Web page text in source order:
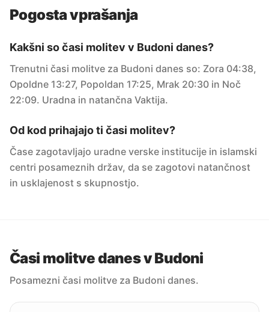
Pogosta vprašanja
Kakšni so časi molitev v Budoni danes?
Trenutni časi molitve za Budoni danes so: Zora 04:38,
Opoldne 13:27, Popoldan 17:25, Mrak 20:30 in Noč
22:09. Uradna in natančna Vaktija.
Od kod prihajajo ti časi molitev?
Čase zagotavljajo uradne verske institucije in islamski
centri posameznih držav, da se zagotovi natančnost
in usklajenost s skupnostjo.
Časi molitve danes v Budoni
Posamezni časi molitve za Budoni danes.